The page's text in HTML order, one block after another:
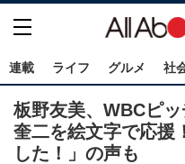
連載 ライフ グルメ 社
板野友美、WBCピ
奎二を絵文字で応援
した！」の声も